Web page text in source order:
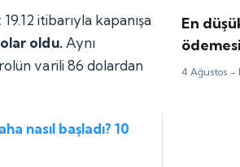
itibarıyla kapanışa
oldu.Aynı
varili 86 dolardan
nasıl başladı? 10
En
4 Ağustos -